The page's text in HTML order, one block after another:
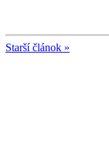
Starší článok »